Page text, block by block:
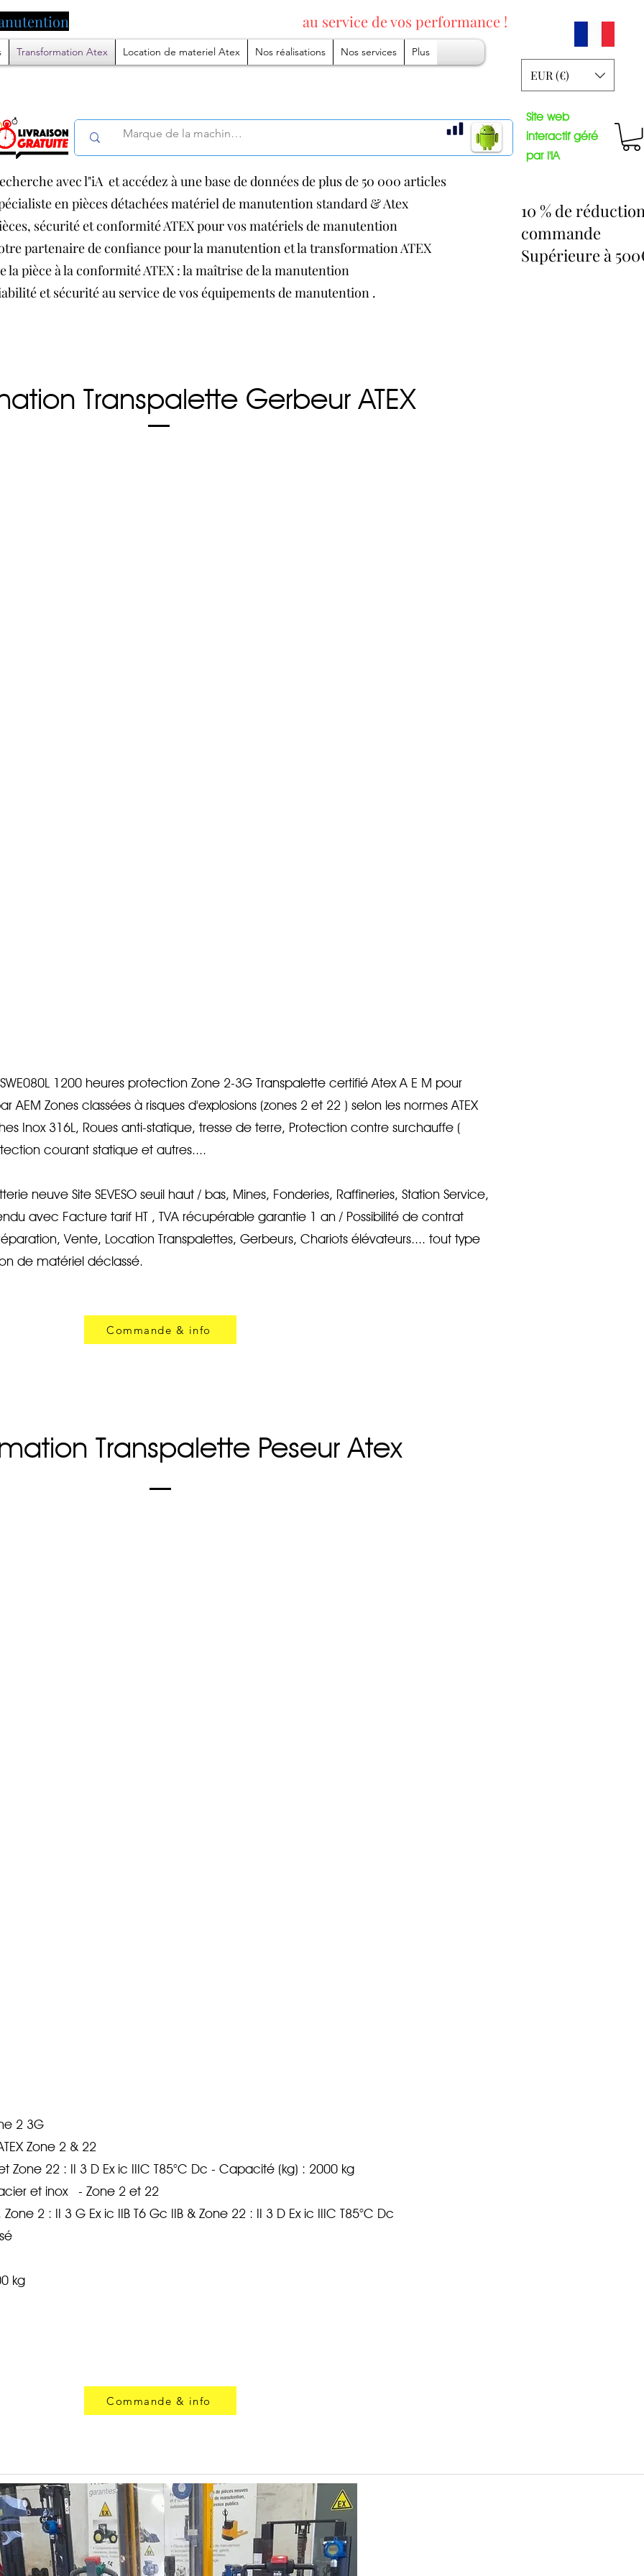
Transformation Atex Location de materiel Atex Nos réalisations Nos services Plus
EUR (€)
au service de vos performance !
avec l"iA et accédez à une base de données de plus de 50 000 articles
en pièces détachées matériel de manutention standard & Atex
sécurité et conformité ATEX pour vos matériels de manutention
partenaire de confiance pour la manutention et la transformation ATEX
la pièce à la conformité ATEX : la maîtrise de la manutention
et sécurité au service de vos équipements de manutention .
Site web
interactif géré
par l'IA
10 % de
commande
Supérieure à
Transpalette Gerbeur ATEX
1200 heures protection Zone 2-3G Transpalette certifié Atex A E M pour
AEM Zones classées à risques d'explosions (zones 2 et 22 ) selon les normes ATEX
Inox 316L, Roues anti-statique, tresse de terre, Protection contre surchauffe (
courant statique et autres....
neuve Site SEVESO seuil haut / bas, Mines, Fonderies, Raffineries, Station Service,
avec Facture tarif HT , TVA récupérable garantie 1 an / Possibilité de contrat
Vente, Location Transpalettes, Gerbeurs, Chariots élévateurs.... tout type
de matériel déclassé.
Commande & info
Transpalette Peseur Atex
2 3G
Zone 2 & 22
Zone 22 : II 3 D Ex ic IIIC T85°C Dc - Capacité (kg) : 2000 kg
et inox - Zone 2 et 22
2 : II 3 G Ex ic IIB T6 Gc IIB & Zone 22 : II 3 D Ex ic IIIC T85°C Dc
kg
Commande & info